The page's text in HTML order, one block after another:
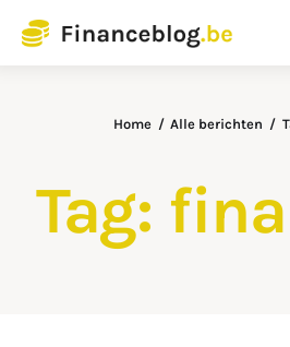
Tag:
Home Alle berichten
Budgetbeheer
Lenen en kredieten